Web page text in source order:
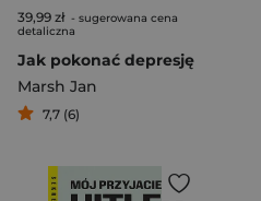
39,99 zł - sugerowana cena
detaliczna
Jak pokonać depresję
Marsh Jan
7,7 (6)